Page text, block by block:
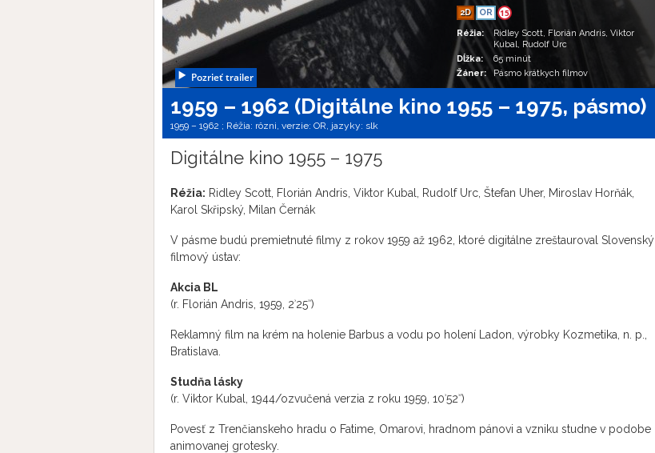
Pozrieť trailer
2D OR 15
Réžia:
Ridley Scott, Florián Andris, Viktor
Kubal, Rudolf Urc
Dĺžka:
65 minút
Žáner:
Pásmo krátkych filmov
1959 – 1962 (Digitálne kino 1955 – 1975, pásmo)
1959 – 1962 ; Réžia: rôzni, verzie: OR, jazyky: slk
Digitálne kino 1955 – 1975
Réžia: Ridley Scott, Florián Andris, Viktor Kubal, Rudolf Urc, Štefan Uher, Miroslav Horňák,
Karol Skřipský, Milan Černák
V pásme budú premietnuté filmy z rokov 1959 až 1962, ktoré digitálne zreštauroval Slovenský
filmový ústav:
Akcia BL
(r. Florián Andris, 1959, 2ʾ25ʾʾ)
Reklamný film na krém na holenie Barbus a vodu po holení Ladon, výrobky Kozmetika, n. p.,
Bratislava.
Studňa lásky
(r. Viktor Kubal, 1944/ozvučená verzia z roku 1959, 10ʾ52ʾʾ)
Povesť z Trenčianskeho hradu o Fatime, Omarovi, hradnom pánovi a vzniku studne v podobe
animovanej grotesky.